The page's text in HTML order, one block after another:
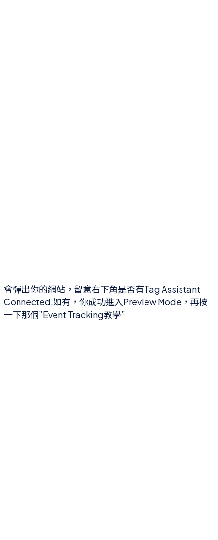
會彈出你的網站，留意右下角是否有Tag Assistant
Connected,如有，你成功進入Preview Mode，再按
一下那個”Event Tracking教學”